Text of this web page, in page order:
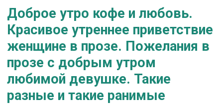
Доброе утро кофе и любовь.
Красивое утреннее приветствие
женщине в прозе. Пожелания в
прозе с добрым утром
любимой девушке. Такие
разные и такие ранимые